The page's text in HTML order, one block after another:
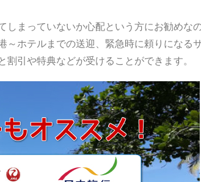
まっていないか心配という方にお勧めな
ホテルまでの送迎、緊急時に頼りになる
引や特典などが受けることができます。